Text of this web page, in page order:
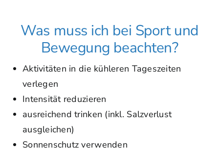
Was muss ich bei Sport und
Bewegung beachten?
Aktivitäten in die kühleren Tageszeiten
verlegen
Intensität reduzieren
ausreichend trinken (inkl. Salzverlust
ausgleichen)
Sonnenschutz verwenden